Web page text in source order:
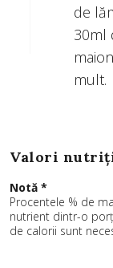
de
30ml
mult.
Valori
Notă *
Procentele % de
nutrient dintr-o
de calorii sunt